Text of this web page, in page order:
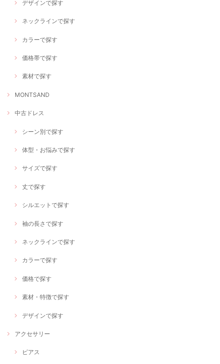
デザインで探す
ネックラインで探す
カラーで探す
価格帯で探す
素材で探す
MONTSAND
中古ドレス
シーン別で探す
体型・お悩みで探す
サイズで探す
丈で探す
シルエットで探す
袖の長さで探す
ネックラインで探す
カラーで探す
価格で探す
素材・特徴で探す
デザインで探す
アクセサリー
ピアス